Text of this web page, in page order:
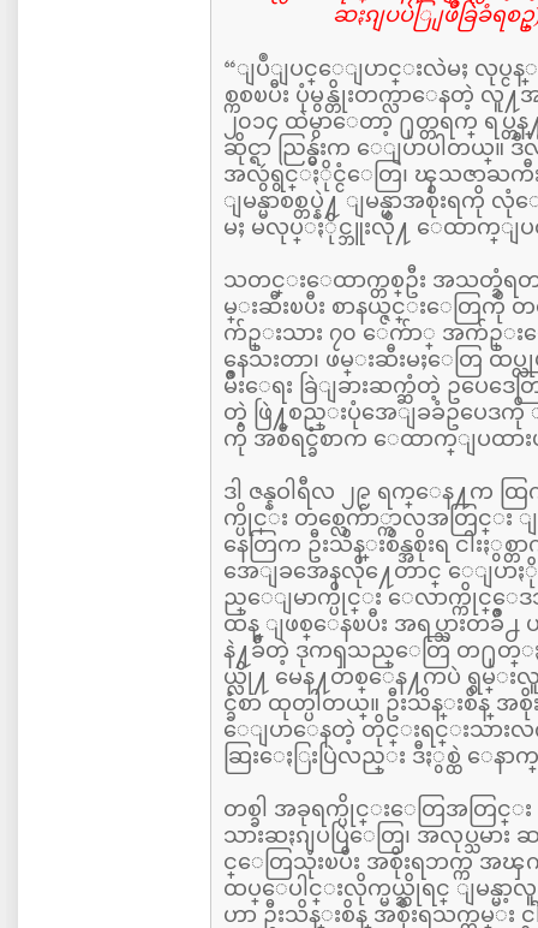
ဆႏၵျပပဲြ ျဖိဳခြဲခံရစ
“ျပဳျပင္ေျပာင္းလဲမႈ လုပ္င
စ္ကစၿပီး ပုံမွန္တိုးတက္လာေနတဲ့ လူ
၂၀၁၄ ထဲမွာေတာ့ ႐ုတ္တရက္ ရပ္တ
ဆိုင္ရာ ညြန္မွဴးက ေျပာပါတယ္
အလွဴရွင္ႏိုင္ငံေတြ၊ ၾသဇာႀကီ
ျမန္မာစစ္တပ္နဲ႔ ျမန္မာအစိုးရကို
မႈ မလုပ္ႏိုင္ဘူးလို႔ ေထာက္ျပ
သတင္းေထာက္တစ္ဦး အသတ္ခံရ
မ္းဆီးၿပီး စာနယ္ဇင္းေတြကို တ
က်ဥ္းသား ၇၀ ေက်ာ္ အက်ဥ္း
နေသးတာ၊ ဖမ္းဆီးမႈေတြ ထပ္
မ်ဳိးေရး ခြဲျခားဆက္ဆံတဲ့ ဥပေဒေတ
တဲ့ ဖြဲ႔စည္းပုံအေျခခံဥပေဒကို
ကို အစီရင္ခံစာက ေထာက္ျပထား
ဒါ ဇန္နဝါရီလ ၂၉ ရက္ေန႔က ထြ
က္ပိုင္း တစ္လေက်ာ္ကာလအတြင္
နေတြက ဦးသိန္းစိန္အစိုးရ ငါးႏွ
အေျခအေနလို႔ေတာင္ ေျပာႏို
ည္ေျမာက္ပိုင္း ေလာက္ကိုင္ေဒ
ထန္ ျဖစ္ေနၿပီး အရပ္သားတခ်ဳိ
နဲ႔ခ်ီတဲ့ ဒုကၡသည္ေတြ တ႐ုတ္
ယ္လို႔ မေန႔တစ္ေန႔ကပဲ ရွမ္းလူ
င္ခံစာ ထုတ္ပါတယ္။ ဦးသိန္းစိန္ အ
ေျပာေနတဲ့ တိုင္းရင္းသားလက္
ဆြးေႏြးပြဲလည္း ဒီႏွစ္ထဲ ေနာက္
တစ္ခါ အခုရက္ပိုင္းေတြအတြ
သားဆႏၵျပပြဲေတြ၊ အလုပ္သမား
င္ေတြသုံးၿပီး အစိုးရဘက္က အၾ
ထပ္ေပါင္းလိုက္မယ္ဆိုရင္ ျမန္မာ့
ဟာ ဦးသိန္းစိန္ အစိုးရသက္တမ္း င